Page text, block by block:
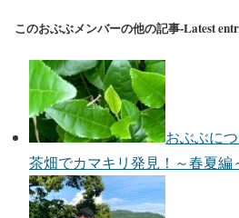
このおぶぶメンバーの他の記事-Latest
おぶぶに
茶畑でカマキリ発見！～春夏編